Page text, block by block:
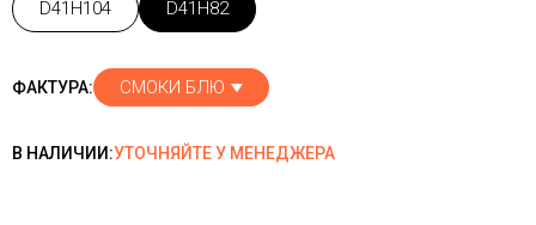
D41H104 D41H82
ФАКТУРА: СМОКИ БЛЮ
В НАЛИЧИИ:УТОЧНЯЙТЕ У МЕНЕДЖЕРА